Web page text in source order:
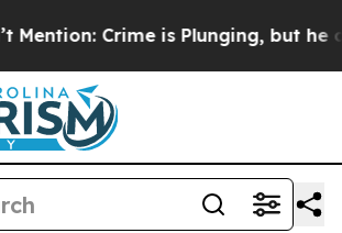
Crime is Plunging, but he can’t